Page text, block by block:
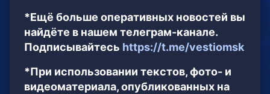
*Ещё больше оперативных новостей вы
найдёте в нашем телеграм-канале.
Подписывайтесь https://t.me/vestiomsk
*При использовании текстов, фото- и
видеоматериала, опубликованных на